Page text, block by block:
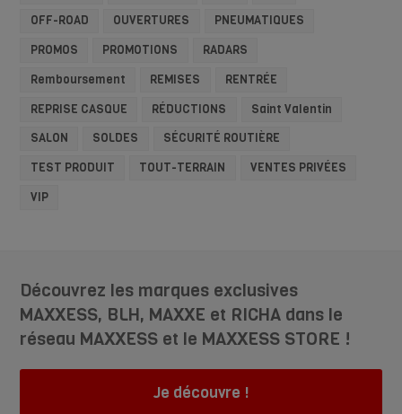
OFF-ROAD
OUVERTURES
PNEUMATIQUES
PROMOS
PROMOTIONS
RADARS
Remboursement
REMISES
RENTRÉE
REPRISE CASQUE
RÉDUCTIONS
Saint Valentin
SALON
SOLDES
SÉCURITÉ ROUTIÈRE
TEST PRODUIT
TOUT-TERRAIN
VENTES PRIVÉES
VIP
Découvrez les marques exclusives
MAXXESS, BLH, MAXXE et RICHA dans le
réseau MAXXESS et le MAXXESS STORE !
Je découvre !